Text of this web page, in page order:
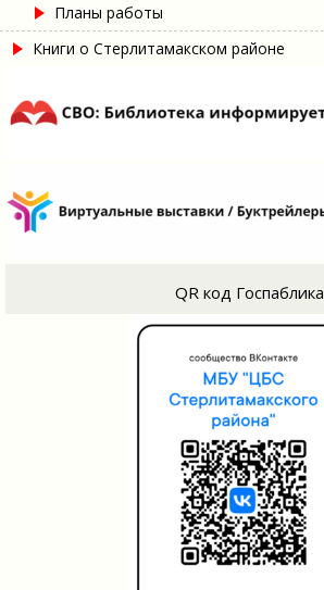
Планы работы
Книги о Стерлитамакском районе
QR код Госпаблика